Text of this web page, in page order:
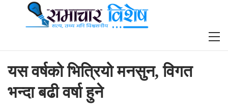
यस वर्षको भित्रियो मनसुन, विगत
भन्दा बढी वर्षा हुने